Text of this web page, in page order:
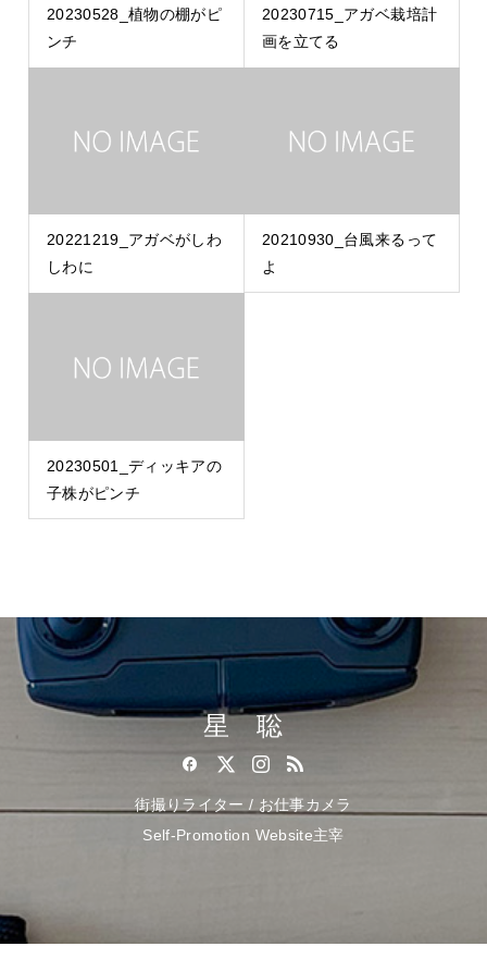
20230528_植物の棚がピ
ンチ
20230715_アガベ栽培計
画を立てる
20221219_アガベがしわ
しわに
20210930_台風来るって
よ
20230501_ディッキアの
子株がピンチ
星 聡
街撮りライター / お仕事カメラ
Self-Promotion Website主宰